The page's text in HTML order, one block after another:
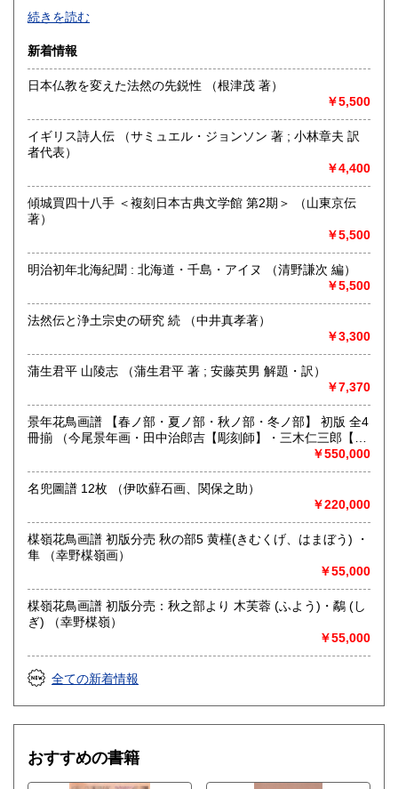
沖縄県
京都・寺町二条に店舗を構える古書店です（令和2年6月に河
原町六角から移転しました）。木版画の図案本・浮世絵・古
典籍などを扱っております。一般書籍もございますが、「日
本の古本屋」からご覧になった本は、ご来店の前にあらかじ
めメールにて有無をお問い合わせいただくとスムーズです(店
頭に無い場合がございます)。
Akao Shobundo Bookshop at Kyoto city, Japan
https://shobundo.shop-pro.jp/
京都線河原町駅
定休日：日曜日
メール、お電話など、お気軽にお問い合わせください。
本棚全体やだいたいの量、主な本など、スマホ等での画像が
ございましたらメールで送って頂けますと非常にわかりやす
いです。
総記、歴史、社会科学、美術工芸、国語国文、古典籍、趣
味、古書一般（その他）
浮世絵、木版画、古典籍、一般書籍
続きを読む
新着情報
日本仏教を変えた法然の先鋭性 （根津茂 著）
￥5,500
イギリス詩人伝 （サミュエル・ジョンソン 著 ; 小林章夫 訳
者代表）
￥4,400
傾城買四十八手 ＜複刻日本古典文学館 第2期＞ （山東京伝
著）
￥5,500
明治初年北海紀聞 : 北海道・千島・アイヌ （清野謙次 編）
￥5,500
法然伝と浄土宗史の研究 続 （中井真孝著）
￥3,300
蒲生君平 山陵志 （蒲生君平 著 ; 安藤英男 解題・訳）
￥7,370
景年花鳥画譜 【春ノ部・夏ノ部・秋ノ部・冬ノ部】 初版 全4
冊揃 （今尾景年画・田中治郎吉【彫刻師】・三木仁三郎【摺
￥550,000
名兜圖譜 12枚 （伊吹蘚石画、関保之助）
￥220,000
楳嶺花鳥画譜 初版分売 秋の部5 黄槿(きむくげ、はまぼう) ・
隼 （幸野楳嶺画）
￥55,000
楳嶺花鳥画譜 初版分売：秋之部より 木芙蓉 (ふよう)・鷸 (し
ぎ) （幸野楳嶺）
￥55,000
全ての新着情報
おすすめの書籍